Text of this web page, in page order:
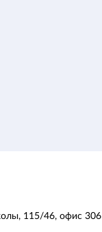
115/46, офис 306